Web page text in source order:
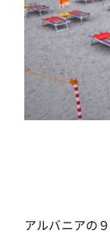
アルバニアの